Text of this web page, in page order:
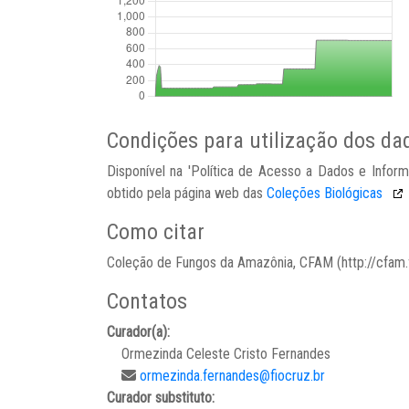
Condições para utilização dos
Disponível na 'Política de Acesso a Dados e
obtido pela página web das Coleções Biológicas
Como citar
Coleção de Fungos da Amazônia, CFAM (http://
Contatos
Curador(a):
Ormezinda Celeste Cristo Fernandes
ormezinda.fernandes@fiocruz.br
Curador substituto: